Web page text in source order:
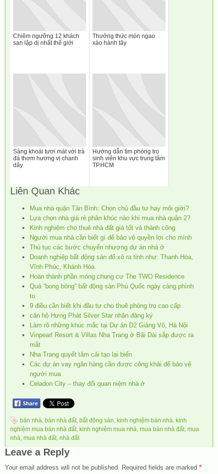
Chiêm ngưỡng 12 khách
sạn lập dị nhất thế giới
Thưởng thức món ngao
xào hành tây
Sảng khoái tươi mát với trà
đá thơm hương vị chanh
dây
Hướng dẫn tìm phòng trọ
sinh viên khu vực trung tâm
TP.HCM
Liên Quan Khác
Mua nhà quận Tân Bình: Chọn chủ đầu tư hay môi giới?
Lựa chọn nhà giá rẻ phân khúc nào khi mua nhà quận 2?
Kinh nghiệm cho thuê nhà đất giá tốt và thành công
Người mua nhà cần biết gì để bảo vệ quyền lợi cho mình
Thủ tục các bước chuyển nhượng dự án nhà ở
Doanh nghiệp bất động sản đổ xô ra tỉnh như: Thanh Hóa,
Vĩnh Phúc, Khánh Hòa.
Hoàn thành phần móng chung cư The TWO Residence
Quả “bong bóng” bất động sản Phú Quốc ngày càng phình
to
9 điều cần biết khi đầu tư cho thuê phòng trọ cao cấp
căn hộ Hưng Phát Silver Star nhận đăng ký
Làm rõ những khúc mắc tại Dự án D2 Giảng Võ, Hà Nội
Vinpearl Resort & Villas Nha Trang ở Bãi Dài sắp được ra
mắt
Nha Trang quyết tâm cải tạo lại biển
Các dự án vay ngân hàng cần được công khải để bảo vệ
người mua
Celadon City – thay đổi quan niệm nhà ở
bán nhà, bán nhà đất, bất động sản, kinh nghiệm bán nhà, kinh
nghiệm mua bán nhà đất, kinh nghiệm mua nhà, mua bán nhà đất, mua
nhà, mua nhà đất, nhà đất
Leave a Reply
Your email address will not be published. Required fields are marked *